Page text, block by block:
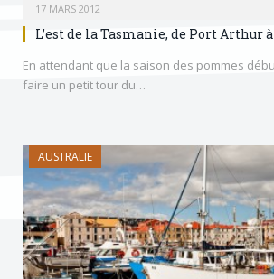
17 MARS 2012
L’est de la Tasmanie, de Port Arthur
En attendant que la saison des pommes
faire un petit tour du…
AUSTRALIE